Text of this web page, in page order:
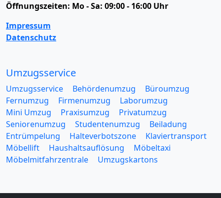
Öffnungszeiten: Mo - Sa: 09:00 - 16:00 Uhr
Impressum
Datenschutz
Umzugsservice
Umzugsservice Behördenumzug
Büroumzug
Fernumzug
Firmenumzug
Laborumzug
Mini Umzug
Praxisumzug
Privatumzug
Seniorenumzug
Studentenumzug
Beiladung
Entrümpelung
Halteverbotszone
Klaviertransport
Möbellift
Haushaltsauflösung
Möbeltaxi
Möbelmitfahrzentrale
Umzugskartons